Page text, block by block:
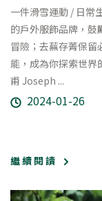
一件滑雪運動 / 日常
的戶外服飾品牌，鼓
冒險；去蕪存菁保
能，成為你探索世界
甫 Joseph ...
2024-01-26
繼 續 閱 讀